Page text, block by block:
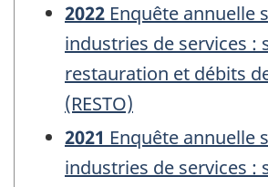
2022 Enquête annuelle
industries de services :
restauration et débits
(RESTO)
2021 Enquête annuelle
industries de services :